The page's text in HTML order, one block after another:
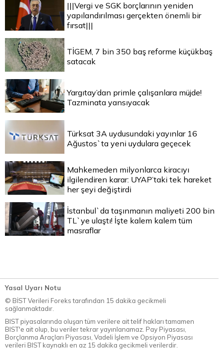
|||Vergi ve SGK borçlarının yeniden
yapılandırılması gerçekten önemli bir
fırsat|||
TİGEM, 7 bin 350 baş reforme küçükbaş
satacak
Yargıtay’dan primle çalışanlara müjde!
Tazminata yansıyacak
Türksat 3A uydusundaki yayınlar 16
Ağustos`ta yeni uydulara geçecek
Mahkemeden milyonlarca kiracıyı
ilgilendiren karar: UYAP’taki tek hareket
her şeyi değiştirdi
İstanbul`da taşınmanın maliyeti 200 bin
TL`ye ulaştı! İşte kalem kalem tüm
masraflar
Yasal Uyarı Notu
© BİST Verileri Foreks tarafından 15 dakika gecikmeli
sağlanmaktadır.
BIST piyasalarında oluşan tüm verilere ait telif hakları tamamen
BIST'e ait olup, bu veriler tekrar yayınlanamaz. Pay Piyasası,
Borçlanma Araçları Piyasası, Vadeli İşlem ve Opsiyon Piyasası
verileri BIST kaynaklı en az 15 dakika gecikmeli verilerdir.